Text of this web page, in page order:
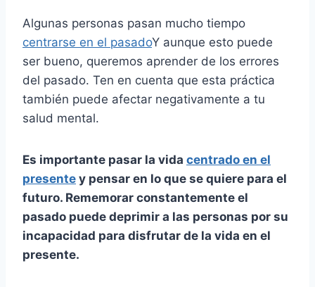
Algunas personas pasan mucho tiempo
centrarse en el pasadoY aunque esto puede
ser bueno, queremos aprender de los errores
del pasado. Ten en cuenta que esta práctica
también puede afectar negativamente a tu
salud mental.
Es importante pasar la vida centrado en el
presente y pensar en lo que se quiere para el
futuro. Rememorar constantemente el
pasado puede deprimir a las personas por su
incapacidad para disfrutar de la vida en el
presente.